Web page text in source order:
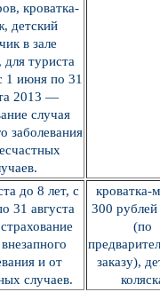
кроватка-
детский
в зале
для туриста
1 июня по 31
2013 —
случая
заболевания
до 8 лет, с
31 августа
и от
случаев.
кроватка-
300 рублей
(по
заказу),